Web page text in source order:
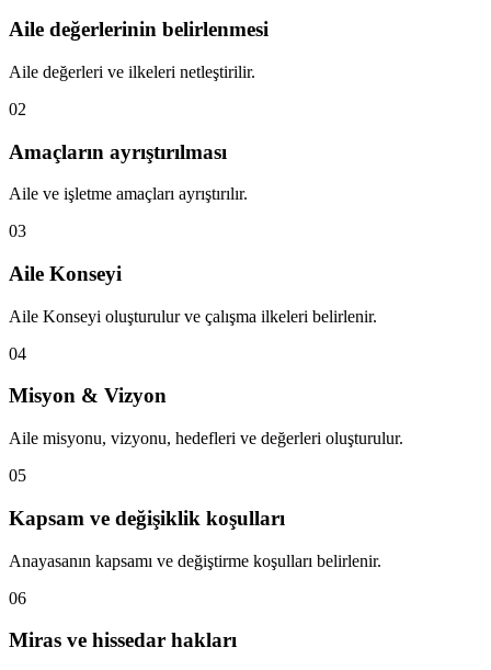
Aile değerlerinin belirlenmesi
Aile değerleri ve ilkeleri netleştirilir.
02
Amaçların ayrıştırılması
Aile ve işletme amaçları ayrıştırılır.
03
Aile Konseyi
Aile Konseyi oluşturulur ve çalışma ilkeleri belirlenir.
04
Misyon & Vizyon
Aile misyonu, vizyonu, hedefleri ve değerleri oluşturulur.
05
Kapsam ve değişiklik koşulları
Anayasanın kapsamı ve değiştirme koşulları belirlenir.
06
Miras ve hissedar hakları